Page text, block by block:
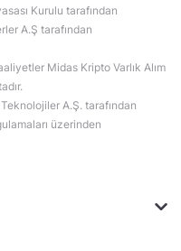
Kurulu tarafından
A.Ş tarafından
Midas Kripto Varlık Alım
A.Ş. tarafından
üzerinden